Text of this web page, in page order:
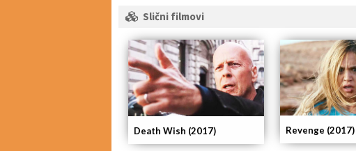
Slični filmovi
Revenge (2017)
Death Wish (2017)